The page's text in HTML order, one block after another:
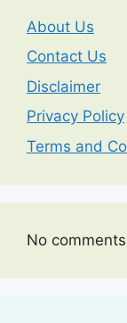
About Us
Contact Us
Disclaimer
Privacy Policy
Terms and
No